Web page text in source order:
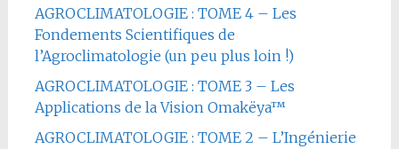
AGROCLIMATOLOGIE : TOME 4 – Les
Fondements Scientifiques de
l’Agroclimatologie (un peu plus loin !)
AGROCLIMATOLOGIE : TOME 3 – Les
Applications de la Vision Omakëya™
AGROCLIMATOLOGIE : TOME 2 – L’Ingénierie